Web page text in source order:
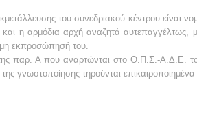
του συνεδριακού κέντρου είναι
η αρμόδια αρχή αναζητά αυτεπαγγέλτως,
εκπροσώπησή του.
της παρ. Α που αναρτώνται στο Ο.Π.Σ.-Α.Δ.Ε.
γνωστοποίησης τηρούνται